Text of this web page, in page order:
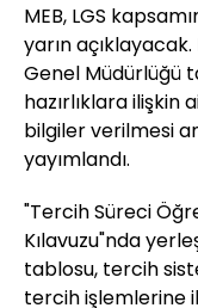
MEB, LGS
yarın
Genel Müdürlüğü
hazırlıklara
bilgiler verilmesi
yayımlandı.
"Tercih Süreci
Kılavuzu"nda
tablosu, tercih
tercih işlemlerine